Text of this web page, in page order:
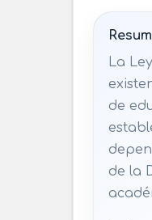
La
de
de la